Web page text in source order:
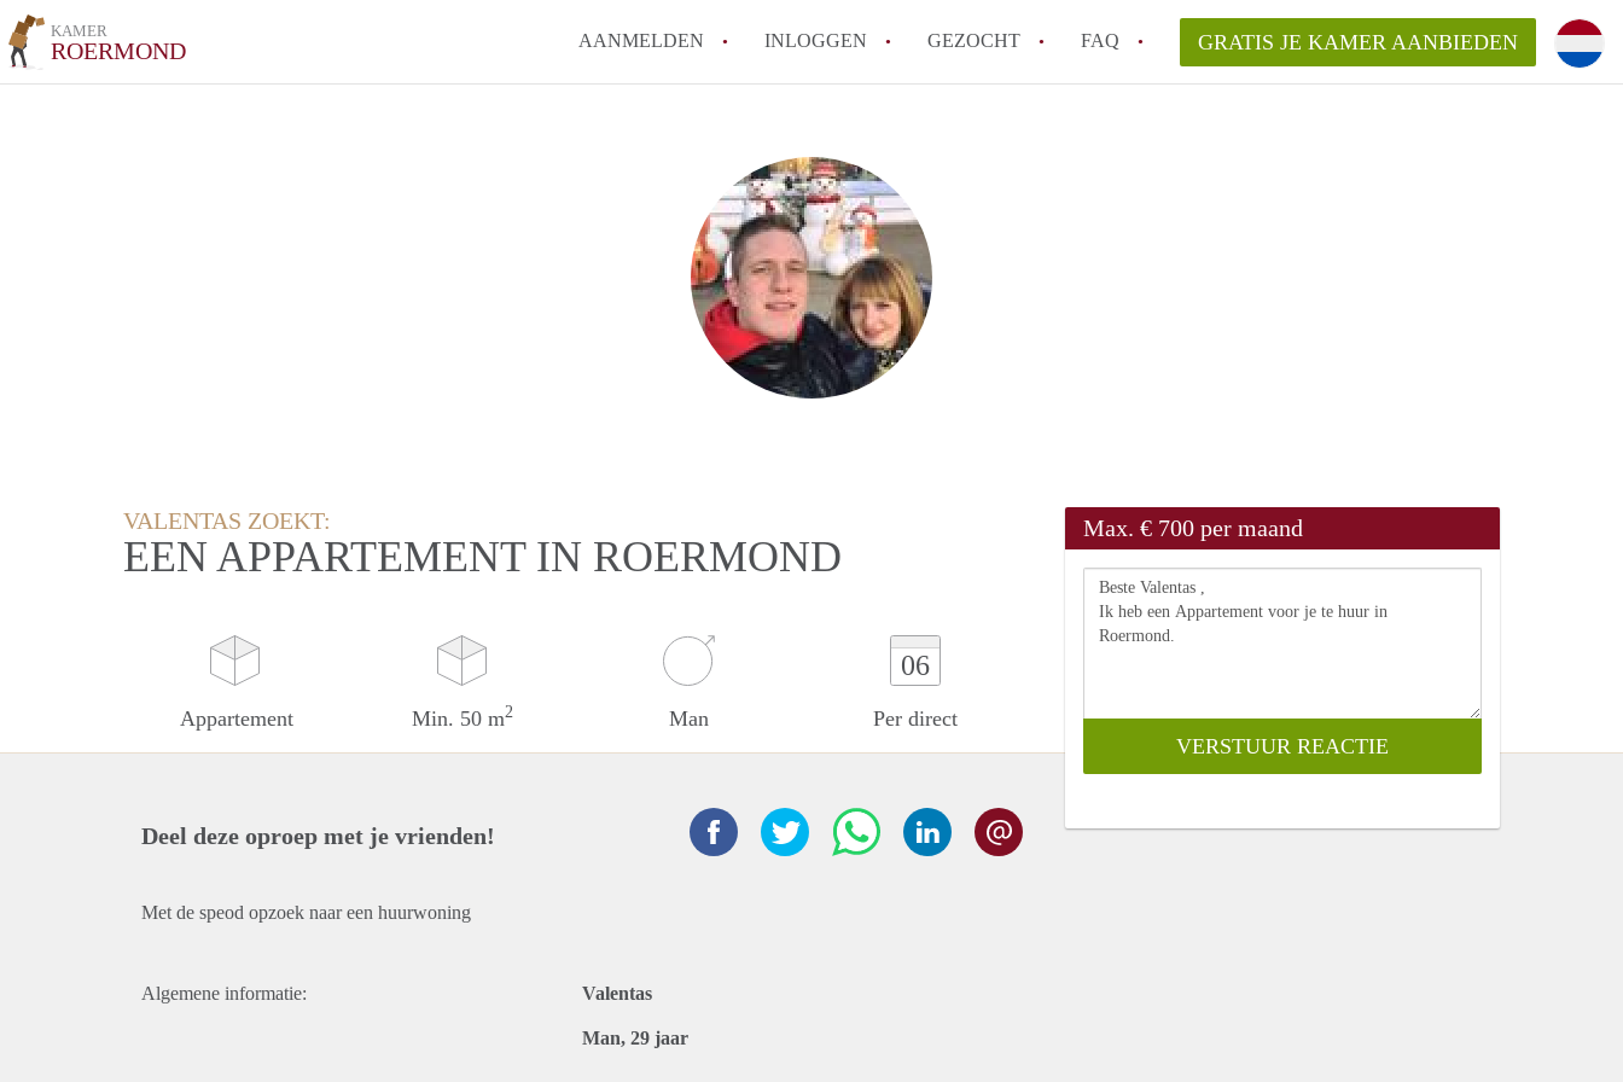
KAMER
ROERMOND AANMELDEN INLOGGEN GEZOCHT FAQ
Hoeveel kost het om te reageren op een Kamer in Roermond?
Wat is de privacyverklaring van KamerRoermond?
Berekent KamerRoermond makelaarsvergoeding/bemiddelingsvergoeding?
Alle veelgestelde vragen
GRATIS JE KAMER AANBIEDEN
VALENTAS ZOEKT:
EEN APPARTEMENT IN ROERMOND
Appartement Min. 50 m2 Man
06
Per direct
Max. € 700 per maand
Deel deze oproep met je vrienden!
Met de speod opzoek naar een huurwoning
Algemene informatie: Valentas
Man, 29 jaar